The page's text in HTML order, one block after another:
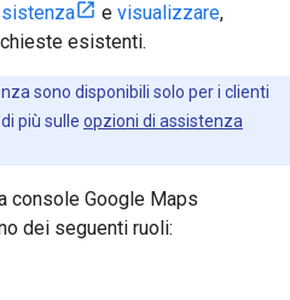
e visualizzare,
esistenti.
sono disponibili solo per i clienti
di più sulle opzioni di assistenza
console Google Maps
dei seguenti ruoli: